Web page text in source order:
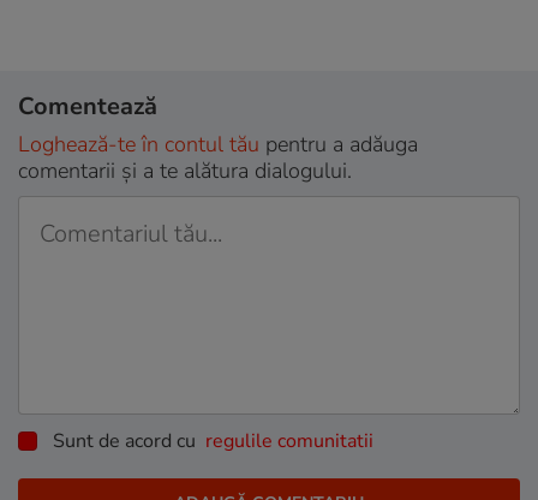
Comentează
Loghează-te în contul tău pentru a adăuga
comentarii și a te alătura dialogului.
Sunt de acord cu regulile comunitatii